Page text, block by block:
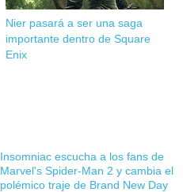
Nier pasará a ser una saga
importante dentro de Square
Enix
Insomniac escucha a los fans de
Marvel's Spider-Man 2 y cambia el
polémico traje de Brand New Day